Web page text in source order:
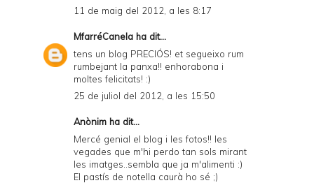
11 de maig del 2012, a les 8:17
MfarréCanela ha dit...
tens un blog PRECIÓS! et segueixo rum
rumbejant la panxa!! enhorabona i
moltes felicitats! :)
25 de juliol del 2012, a les 15:50
Anònim ha dit...
Mercé genial el blog i les fotos!! les
vegades que m'hi perdo tan sols mirant
les imatges..sembla que ja m'alimenti :)
El pastís de notella caurà ho sé ;)